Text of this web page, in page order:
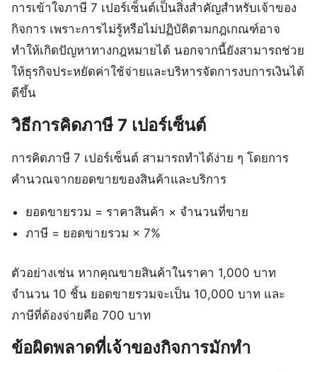
การเข้าใจภาษี 7 เปอร์เซ็นต์เป็นสิ่งสำคัญสำหรับเจ้าของ
กิจการ เพราะการไม่รู้หรือไม่ปฏิบัติตามกฎเกณฑ์อาจ
ทำให้เกิดปัญหาทางกฎหมายได้ นอกจากนี้ยังสามารถช่วย
ให้ธุรกิจประหยัดค่าใช้จ่ายและบริหารจัดการงบการเงินได้
ดีขึ้น
วิธีการคิดภาษี 7 เปอร์เซ็นต์
การคิดภาษี 7 เปอร์เซ็นต์ สามารถทำได้ง่าย ๆ โดยการ
คำนวณจากยอดขายของสินค้าและบริการ
ยอดขายรวม = ราคาสินค้า × จำนวนที่ขาย
ภาษี = ยอดขายรวม × 7%
ตัวอย่างเช่น หากคุณขายสินค้าในราคา 1,000 บาท
จำนวน 10 ชิ้น ยอดขายรวมจะเป็น 10,000 บาท และ
ภาษีที่ต้องจ่ายคือ 700 บาท
ข้อผิดพลาดที่เจ้าของกิจการมักทำ